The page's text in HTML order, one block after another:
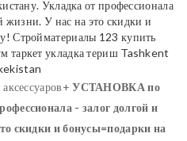
аксессуаров+УСТАНОВКАпо
- залог долгой и
скидки и бонусы=подарки на